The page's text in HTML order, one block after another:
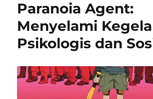
Paranoia Agent:
Menyelami
Psikologis dan